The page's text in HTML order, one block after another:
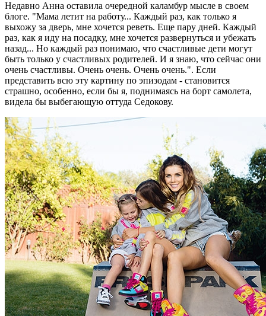
Недавно Анна оставила очередной каламбур мысле в своем
блоге. "Мама летит на работу... Каждый раз, как только я
выхожу за дверь, мне хочется реветь. Еще пару дней. Каждый
раз, как я иду на посадку, мне хочется развернуться и убежать
назад... Но каждый раз понимаю, что счастливые дети могут
быть только у счастливых родителей. И я знаю, что сейчас они
очень счастливы. Очень очень. Очень очень.". Если
представить всю эту картину по эпизодам - становится
страшно, особенно, если бы я, поднимаясь на борт самолета,
видела бы выбегающую оттуда Седокову.